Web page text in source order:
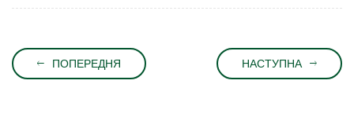
ПОПЕРЕДНЯ НАСТУПНА